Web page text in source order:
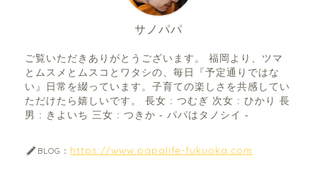
サノパパ
ご覧いただきありがとうございます。 福岡より、ツマ
とムスメとムスコとワタシの、毎日『予定通りではな
い』日常を綴っています。子育ての楽しさを共感してい
ただけたら嬉しいです。 長女 : つむぎ 次女 : ひかり 長
男 : きよいち 三女 : つきか - パパはタノシイ -
BLOG： https://www.papalife-fukuoka.com